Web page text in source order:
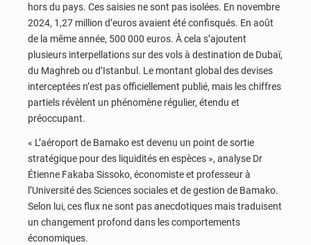
hors du pays. Ces saisies ne sont pas isolées. En novembre
2024, 1,27 million d’euros avaient été confisqués. En août
de la même année, 500 000 euros. À cela s’ajoutent
plusieurs interpellations sur des vols à destination de Dubaï,
du Maghreb ou d’Istanbul. Le montant global des devises
interceptées n’est pas officiellement publié, mais les chiffres
partiels révèlent un phénomène régulier, étendu et
préoccupant.
« L’aéroport de Bamako est devenu un point de sortie
stratégique pour des liquidités en espèces », analyse Dr
Étienne Fakaba Sissoko, économiste et professeur à
l’Université des Sciences sociales et de gestion de Bamako.
Selon lui, ces flux ne sont pas anecdotiques mais traduisent
un changement profond dans les comportements
économiques.